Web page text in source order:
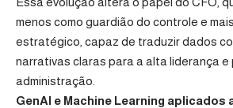
menos como guardião do controle e
estratégico, capaz de traduzir dados
narrativas claras para a alta liderança e
administração.
GenAI e Machine Learning aplicados